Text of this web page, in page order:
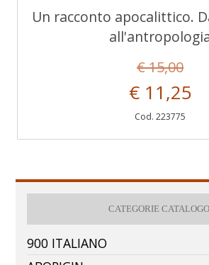
Un racconto apocalittico.
€ 15,00
€ 11,25
Cod. 223775
CATEGORIE CATALOGO
900 ITALIANO